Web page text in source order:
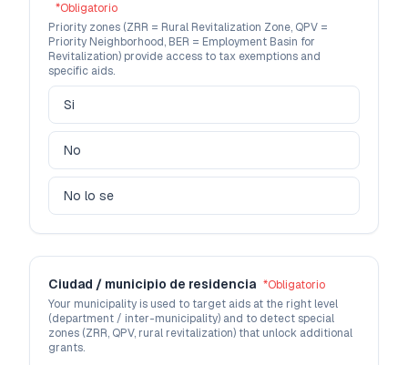
*Obligatorio
Priority zones (ZRR = Rural Revitalization Zone, QPV =
Priority Neighborhood, BER = Employment Basin for
Revitalization) provide access to tax exemptions and
specific aids.
Si
No
No lo se
Ciudad / municipio de residencia *Obligatorio
Your municipality is used to target aids at the right level
(department / inter-municipality) and to detect special
zones (ZRR, QPV, rural revitalization) that unlock additional
grants.